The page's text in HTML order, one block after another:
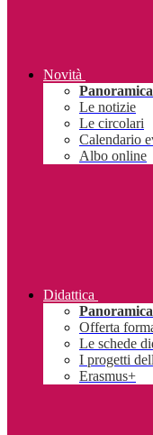
Novità
Panoramica
Le notizie
Le circolari
Calendario
Albo online
Didattica
Panoramica
Offerta
Le schede
I progetti
Erasmus+